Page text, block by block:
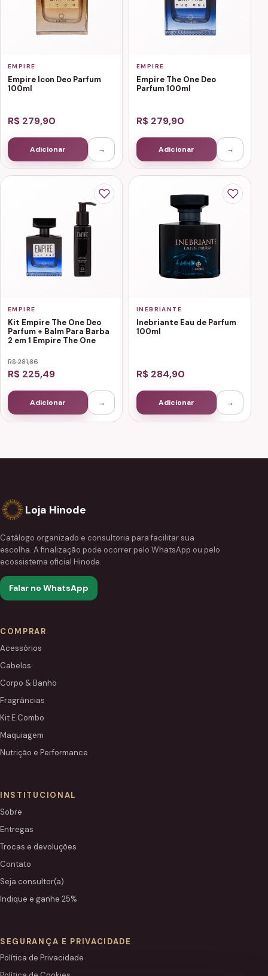
EMPIRE
Empire Icon Deo Parfum
100ml
R$ 279,90
Adicionar →
EMPIRE
Empire The One Deo
Parfum 100ml
R$ 279,90
Adicionar →
EMPIRE
Kit Empire The One Deo
Parfum + Balm Para Barba
2 em 1 Empire The One
R$ 281,86
R$ 225,49
Adicionar →
INEBRIANTE
Inebriante Eau de Parfum
100ml
R$ 284,90
Adicionar →
Loja Hinode
Catálogo organizado e consultoria para facilitar sua
escolha. A finalização pode ocorrer pelo WhatsApp ou pelo
ecossistema oficial Hinode.
Falar no WhatsApp
COMPRAR
Acessórios
Cabelos
Corpo & Banho
Fragrâncias
Kit E Combo
Maquiagem
Nutrição e Performance
INSTITUCIONAL
Sobre
Entregas
Trocas e devoluções
Contato
Seja consultor(a)
Indique e ganhe 25%
SEGURANÇA E PRIVACIDADE
Política de Privacidade